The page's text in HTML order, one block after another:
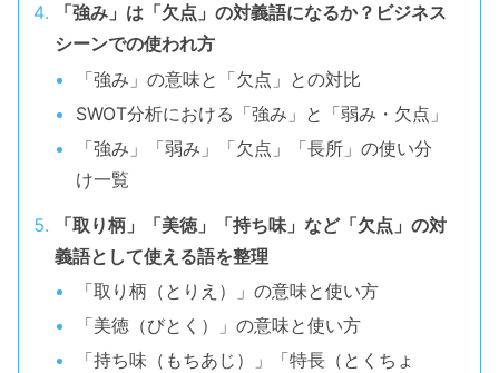
「強み」は「欠点」の対義語になるか？ビジネス
シーンでの使われ方
「強み」の意味と「欠点」との対比
SWOT分析における「強み」と「弱み・欠点」
「強み」「弱み」「欠点」「長所」の使い分
け一覧
「取り柄」「美徳」「持ち味」など「欠点」の対
義語として使える語を整理
「取り柄（とりえ）」の意味と使い方
「美徳（びとく）」の意味と使い方
「持ち味（もちあじ）」「特長（とくちょ